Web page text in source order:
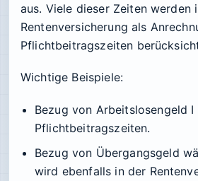
aus. Viele dieser Zeiten werden
Rentenversicherung als
Pflichtbeitragszeiten
Wichtige Beispiele:
Bezug von Arbeitslosengeld
Pflichtbeitragszeiten.
Bezug von Übergangsgeld
wird ebenfalls in der